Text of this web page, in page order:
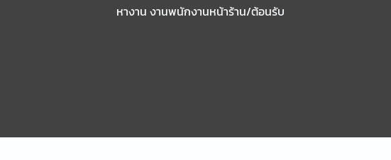
หางาน งานพนักงานหน้าร้าน/ต้อนรับ